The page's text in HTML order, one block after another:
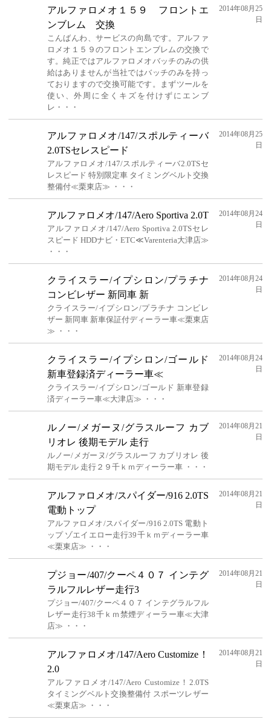
アルファロメオ１５９ フロントエ
ンブレム 交換
こんばんわ、サービスの向島です。アルファ
ロメオ１５９のフロントエンブレムの交換で
す。純正ではアルファロメオバッチのみの供
給はありませんが当社ではバッチのみを持っ
ておりますので交換可能です。まずツールを
使い、外周に全くキズを付けずにエンブ
レ・・・
2014年08月25
日
アルファロメオ/147/スポルティーバ
2.0TSセレスピード
アルファロメオ/147/スポルティーバ2.0TSセ
レスピード 特別限定車 タイミングベルト交換
整備付≪栗東店≫ ・・・
2014年08月25
日
アルファロメオ/147/Aero Sportiva 2.0T
アルファロメオ/147/Aero Sportiva 2.0TSセレ
スピード HDDナビ・ETC≪Varenteria大津店≫
・・・
2014年08月24
日
クライスラー/イプシロン/プラチナ
コンビレザー 新同車 新
クライスラー/イプシロン/プラチナ コンビレ
ザー 新同車 新車保証付ディーラー車≪栗東店
≫ ・・・
2014年08月24
日
クライスラー/イプシロン/ゴールド
新車登録済ディーラー車≪
クライスラー/イプシロン/ゴールド 新車登録
済ディーラー車≪大津店≫ ・・・
2014年08月24
日
ルノー/メガーヌ/グラスルーフ カブ
リオレ 後期モデル 走行
ルノー/メガーヌ/グラスルーフ カブリオレ 後
期モデル 走行２９千ｋｍディーラー車 ・・・
2014年08月21
日
アルファロメオ/スパイダー/916 2.0TS
電動トップ
アルファロメオ/スパイダー/916 2.0TS 電動ト
ップ ゾエイエロー走行39千ｋｍディーラー車
≪栗東店≫ ・・・
2014年08月21
日
プジョー/407/クーペ４０７ インテグ
ラルフルレザー走行3
プジョー/407/クーペ４０７ インテグラルフル
レザー走行38千ｋｍ禁煙ディーラー車≪大津
店≫ ・・・
2014年08月21
日
アルファロメオ/147/Aero Customize！
2.0
アルファロメオ/147/Aero Customize！2.0TS
タイミングベルト交換整備付 スポーツレザー
≪栗東店≫ ・・・
2014年08月21
日